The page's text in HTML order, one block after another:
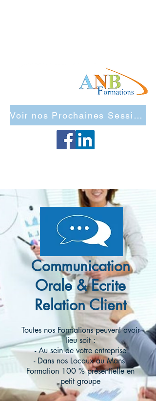
Voir nos Prochaines Sessions Inter Entreprises
Communication
Orale & Ecrite
Relation Client
Toutes nos Formations peuvent avoir
lieu soit :
- Au sein de votre entreprise
- Dans nos Locaux au Mans
Formation 100 % présentielle en
petit groupe